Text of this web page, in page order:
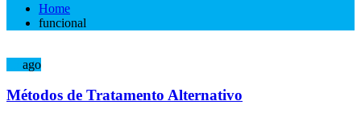
Home
funcional
ago
Métodos de Tratamento Alternativo